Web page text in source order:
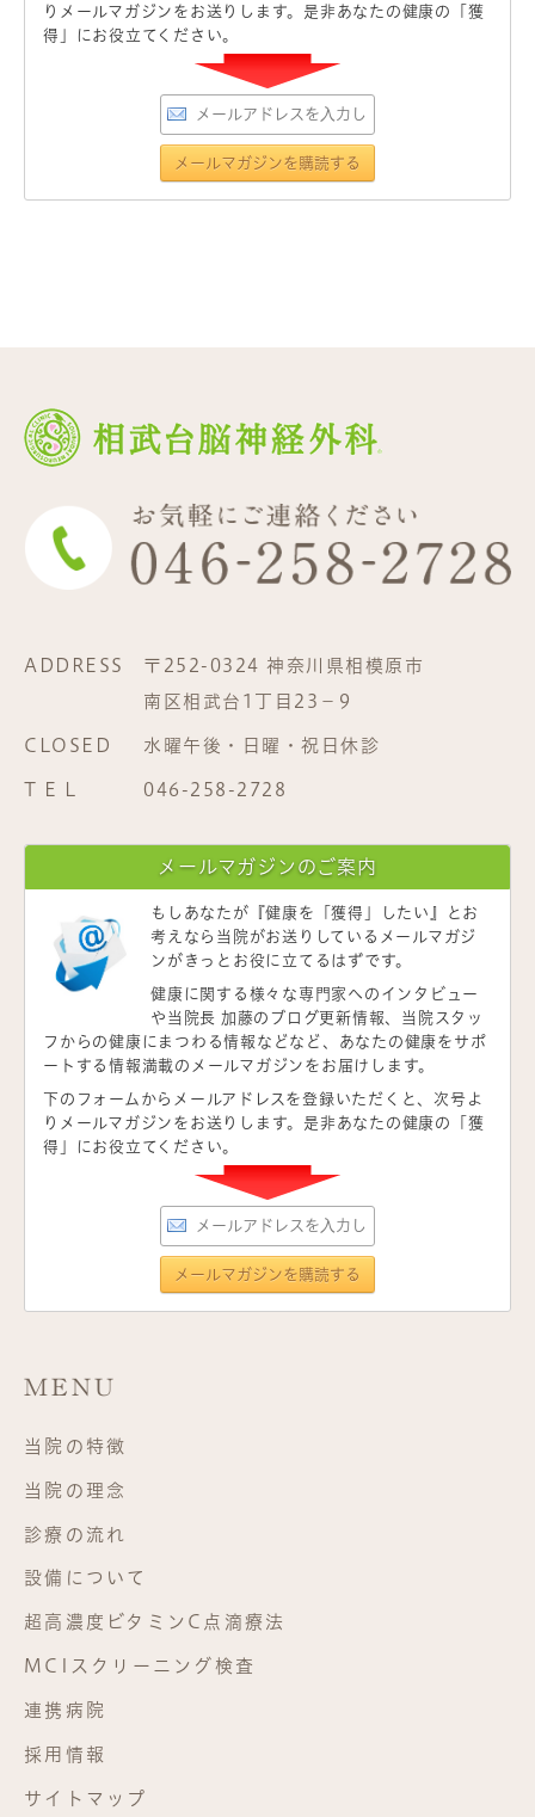
りメールマガジンをお送りします。是非あなたの健康の「獲
得」にお役立てください。
ADDRESS
〒252-0324 神奈川県相模原市
南区相武台1丁目23−9
CLOSED 水曜午後・日曜・祝日休診
T E L 046-258-2728
メールマガジンのご案内
もしあなたが 『健康を「獲得」したい』
とお
考えなら当院がお送りしているメールマガジ
ンがきっとお役に立てるはずです。
健康に関する様々な専門家へのインタビュー
や当院長 加藤のブログ更新情報、当院スタッ
フからの健康にまつわる情報などなど、あなたの健康をサポ
ートする情報満載のメールマガジンをお届けします。
下のフォームからメールアドレスを登録いただくと、次号よ
りメールマガジンをお送りします。是非あなたの健康の「獲
得」にお役立てください。
MENU
当院の特徴
当院の理念
診療の流れ
設備について
超高濃度ビタミンC点滴療法
MCIスクリーニング検査
連携病院
採用情報
サイトマップ